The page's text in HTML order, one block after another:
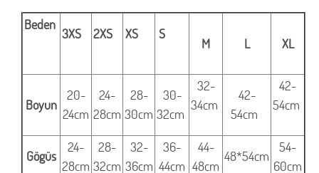
Beden
3XS 2XS XS S
M L XL
Boyun
20-
24cm
24-
28cm
28-
30cm
30-
32cm
32-
34cm
42-
54cm
42-
54cm
Gögüs
24-
28cm
28-
32cm
32-
36cm
36-
44cm
44-
48cm
48*54cm
54-
60cm